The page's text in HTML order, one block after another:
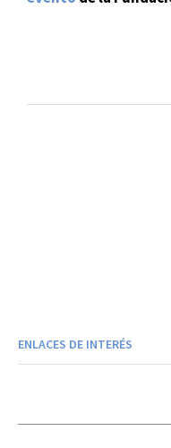
ENLACES DE INTERÉS